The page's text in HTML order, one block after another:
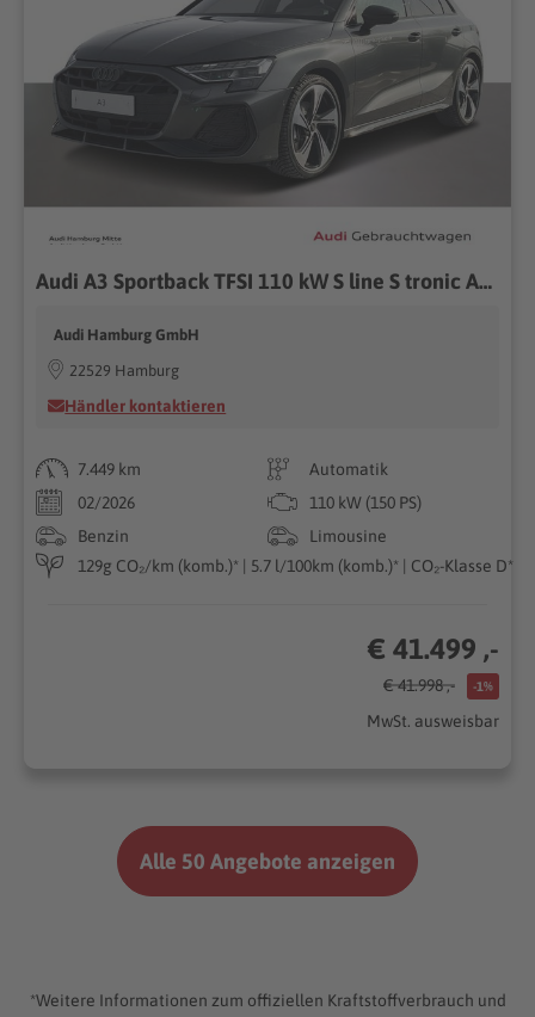
Audi A3 Sportback TFSI 110 kW S line S tronic AHK Matrix
Audi Hamburg GmbH
22529 Hamburg
Händler kontaktieren
7.449 km
Automatik
02/2026
110 kW (150 PS)
Benzin
Limousine
129g CO₂/km (komb.)* | 5.7 l/100km (komb.)* | CO₂-Klasse D*
€ 41.499 ,-
€ 41.998 ,- -1%
MwSt. ausweisbar
Alle 50 Angebote anzeigen
*Weitere Informationen zum offiziellen Kraftstoffverbrauch und